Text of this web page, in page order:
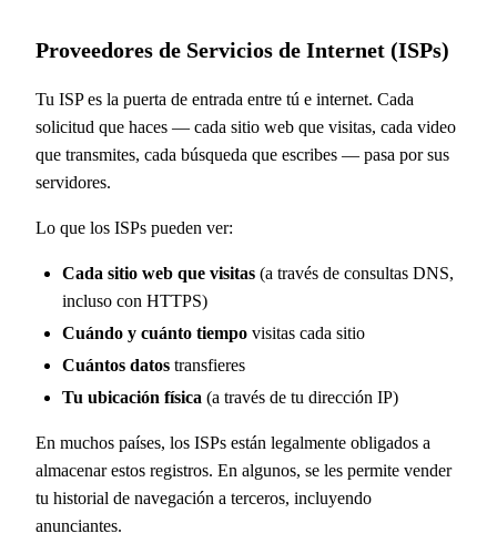
Proveedores de Servicios de Internet (ISPs)
Tu ISP es la puerta de entrada entre tú e internet. Cada
solicitud que haces — cada sitio web que visitas, cada video
que transmites, cada búsqueda que escribes — pasa por sus
servidores.
Lo que los ISPs pueden ver:
Cada sitio web que visitas (a través de consultas DNS,
incluso con HTTPS)
Cuándo y cuánto tiempo visitas cada sitio
Cuántos datos transfieres
Tu ubicación física (a través de tu dirección IP)
En muchos países, los ISPs están legalmente obligados a
almacenar estos registros. En algunos, se les permite vender
tu historial de navegación a terceros, incluyendo
anunciantes.